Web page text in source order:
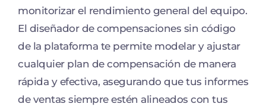
monitorizar el rendimiento general del equipo.
El diseñador de compensaciones sin código
de la plataforma te permite modelar y ajustar
cualquier plan de compensación de manera
rápida y efectiva, asegurando que tus informes
de ventas siempre estén alineados con tus